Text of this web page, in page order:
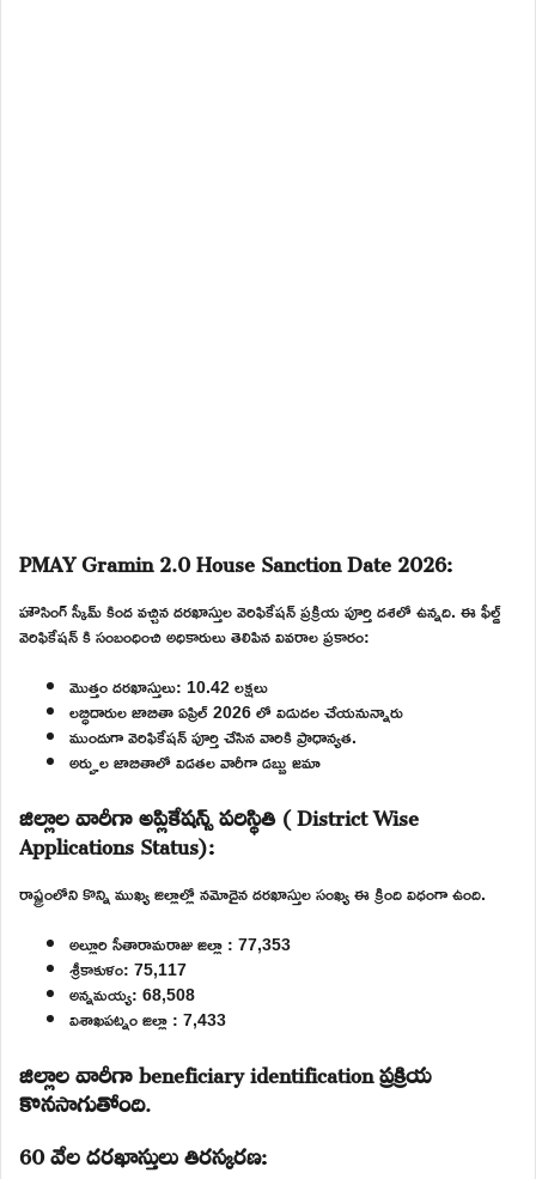
PMAY Gramin 2.0 House Sanction Date 2026:
హౌసింగ్ స్కీమ్ కింద వచ్చిన దరఖాస్తుల వెరిఫికేషన్ ప్రక్రియ పూర్తి దశలో ఉన్నది. ఈ ఫీల్డ్
వెరిఫికేషన్ కి సంబంధించి అధికారులు తెలిపిన వివరాల ప్రకారం:
మొత్తం దరఖాస్తులు: 10.42 లక్షలు
లబ్ధిదారుల జాబితా ఏప్రిల్ 2026 లో విడుదల చేయనున్నారు
ముందుగా వెరిఫికేషన్ పూర్తి చేసిన వారికి ప్రాధాన్యత.
అర్హుల జాబితాలో విడతల వారీగా డబ్బు జమా
జిల్లాల వారీగా అప్లికేషన్స్ పరిస్థితి ( District Wise
Applications Status):
రాష్ట్రంలోని కొన్ని ముఖ్య జిల్లాల్లో నమోదైన దరఖాస్తుల సంఖ్య ఈ క్రింది విధంగా ఉంది.
అల్లూరి సీతారామరాజు జిల్లా : 77,353
శ్రీకాకుళం: 75,117
అన్నమయ్య: 68,508
విశాఖపట్నం జిల్లా : 7,433
జిల్లాల వారీగా beneficiary identification ప్రక్రియ
కొనసాగుతోంది.
60 వేల దరఖాస్తులు తిరస్కరణ: